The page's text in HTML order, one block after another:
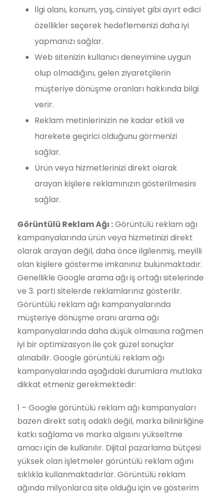
İlgi alanı, konum, yaş, cinsiyet gibi ayırt edici
özellikler seçerek hedeflemenizi daha iyi
yapmanızı sağlar.
Web sitenizin kullanıcı deneyimine uygun
olup olmadığını, gelen ziyaretçilerin
müşteriye dönüşme oranları hakkında bilgi
verir.
Reklam metinlerinizin ne kadar etkili ve
harekete geçirici olduğunu görmenizi
sağlar.
Ürün veya hizmetlerinizi direkt olarak
arayan kişilere reklamınızın gösterilmesini
sağlar.
Görüntülü Reklam Ağı :Görüntülü reklam ağı
kampanyalarında ürün veya hizmetinizi direkt
olarak arayan değil, daha önce ilgilenmiş, meyilli
olan kişilere gösterme imkanınız bulunmaktadır.
Genellikle Google arama ağı iş ortağı sitelerinde
ve 3. parti sitelerde reklamlarınız gösterilir.
Görüntülü reklam ağı kampanyalarında
müşteriye dönüşme oranı arama ağı
kampanyalarında daha düşük olmasına rağmen
iyi bir optimizasyon ile çok güzel sonuçlar
alınabilir. Google görüntülü reklam ağı
kampanyalarında aşağıdaki durumlara mutlaka
dikkat etmeniz gerekmektedir:
1 – Google görüntülü reklam ağı kampanyaları
bazen direkt satış odaklı değil, marka bilinirliğine
katkı sağlama ve marka algısını yükseltme
amacı için de kullanılır. Dijital pazarlama bütçesi
yüksek olan işletmeler görüntülü reklam ağını
sıklıkla kullanmaktadırlar. Görüntülü reklam
ağında milyonlarca site olduğu için ve gösterim